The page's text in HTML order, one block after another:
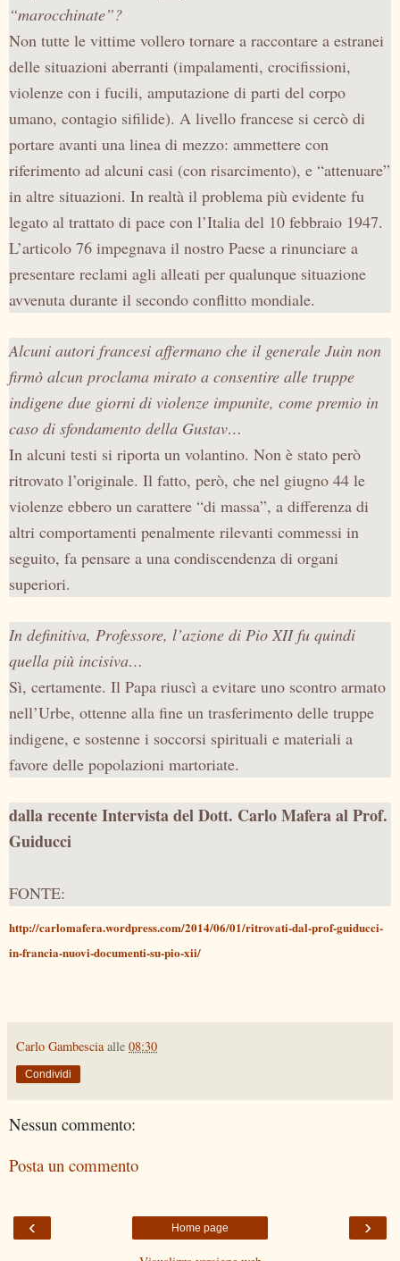
“marocchinate”?
Non tutte le vittime vollero tornare a raccontare a estranei
delle situazioni aberranti (impalamenti, crocifissioni,
violenze con i fucili, amputazione di parti del corpo
umano, contagio sifilide). A livello francese si cercò di
portare avanti una linea di mezzo: ammettere con
riferimento ad alcuni casi (con risarcimento), e “attenuare”
in altre situazioni. In realtà il problema più evidente fu
legato al trattato di pace con l’Italia del 10 febbraio 1947.
L’articolo 76 impegnava il nostro Paese a rinunciare a
presentare reclami agli alleati per qualunque situazione
avvenuta durante il secondo conflitto mondiale.
Alcuni autori francesi affermano che il generale Juin non
firmò alcun proclama mirato a consentire alle truppe
indigene due giorni di violenze impunite, come premio in
caso di sfondamento della Gustav…
In alcuni testi si riporta un volantino. Non è stato però
ritrovato l’originale. Il fatto, però, che nel giugno 44 le
violenze ebbero un carattere “di massa”, a differenza di
altri comportamenti penalmente rilevanti commessi in
seguito, fa pensare a una condiscendenza di organi
superiori.
In definitiva, Professore, l’azione di Pio XII fu quindi
quella più incisiva…
Sì, certamente. Il Papa riuscì a evitare uno scontro armato
nell’Urbe, ottenne alla fine un trasferimento delle truppe
indigene, e sostenne i soccorsi spirituali e materiali a
favore delle popolazioni martoriate.
dalla recente Intervista del Dott. Carlo Mafera al Prof.
Guiducci
FONTE:
http://carlomafera.wordpress.com/2014/06/01/ritrovati-dal-prof-guiducci-
in-francia-nuovi-documenti-su-pio-xii/
Carlo Gambescia alle 08:30
Condividi
Nessun commento:
Posta un commento
‹ ›
Home page